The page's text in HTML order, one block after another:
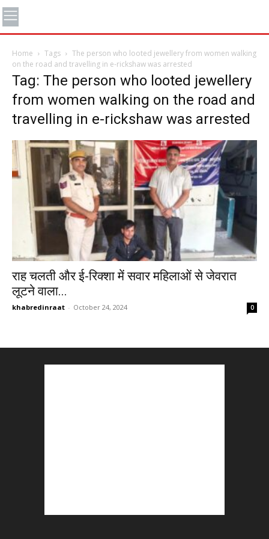
Home Tags
The person who looted jewellery from women walking
on the road and travelling in e-rickshaw was arrested
Tag: The person who looted jewellery
from women walking on the road and
travelling in e-rickshaw was arrested
राह चलती और ई-रिक्शा में सवार महिलाओं से जेवरात
लूटने वाला...
khabredinraat - October 24, 2024 0